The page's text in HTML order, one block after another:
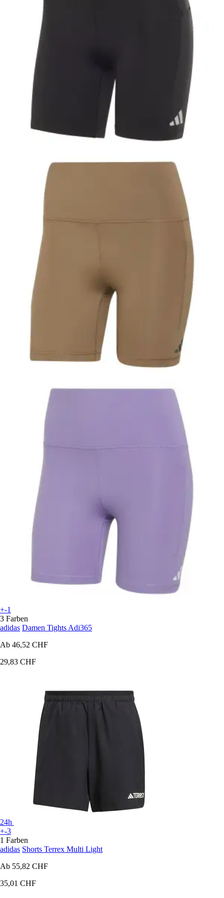
+-1
3 Farben
adidas Damen Tights Adi365
Ab 46,52 CHF
29,83 CHF
24h
+-3
1 Farben
adidas Shorts Terrex Multi Light
Ab 55,82 CHF
35,01 CHF